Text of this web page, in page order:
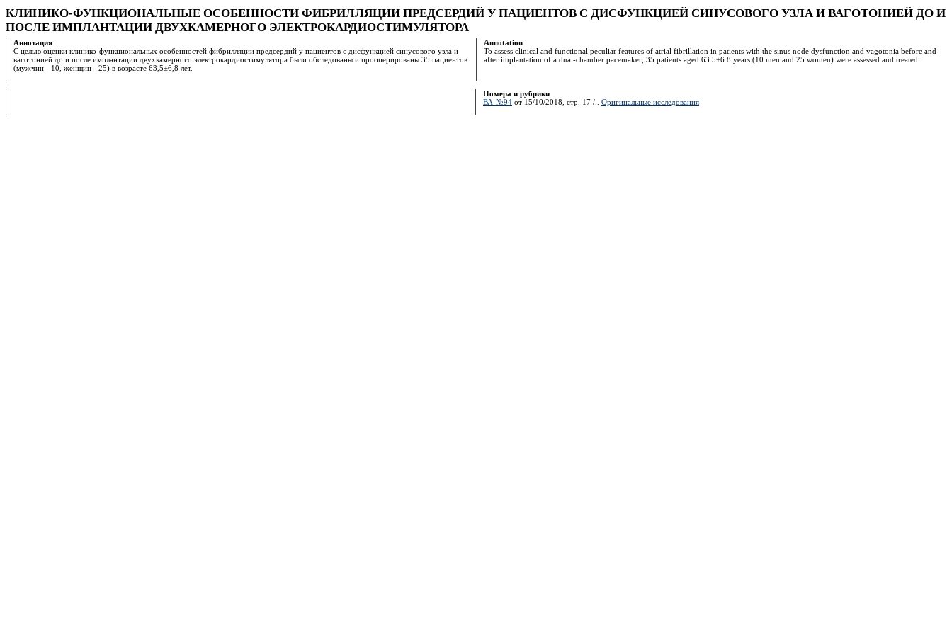
КЛИНИКО-ФУНКЦИОНАЛЬНЫЕ ОСОБЕННОСТИ ФИБРИЛЛЯЦИИ ПРЕДСЕРДИЙ У ПАЦИЕНТОВ С ДИСФУНКЦИЕЙ СИНУСОВОГО УЗЛА И ВАГОТОНИЕЙ ДО И
ПОСЛЕ ИМПЛАНТАЦИИ ДВУХКАМЕРНОГО ЭЛЕКТРОКАРДИОСТИМУЛЯТОРА
Аннотация
С целью оценки клинико-функциональных особенностей фибрилляции предсердий у пациентов с дисфункцией синусового узла и
ваготонией до и после имплантации двухкамерного электрокардиостимулятора были обследованы и прооперированы 35 пациентов
(мужчин - 10, женщин - 25) в возрасте 63,5±6,8 лет.
Annotation
To assess clinical and functional peculiar features of atrial fibrillation in patients with the sinus node dysfunction and vagotonia before and
after implantation of a dual‑chamber pacemaker, 35 patients aged 63.5±6.8 years (10 men and 25 women) were assessed and treated.
Номера и рубрики
ВА-№94 от 15/10/2018, стр. 17 /.. Оригинальные исследования